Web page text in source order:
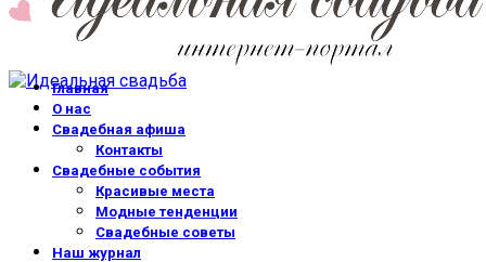
Главная
О нас
Свадебная афиша
Контакты
Свадебные события
Красивые места
Модные тенденции
Свадебные советы
Наш журнал